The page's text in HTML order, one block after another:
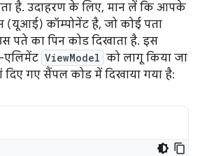
है. उदाहरण के लिए, मान लें कि आपके
कॉम्पोनेंट है, जो कोई पता
पते का पिन कोड दिखाता है. इस
एलिमेंट ViewModel को लागू किया जा
गए सैंपल कोड में दिखाया गया है: